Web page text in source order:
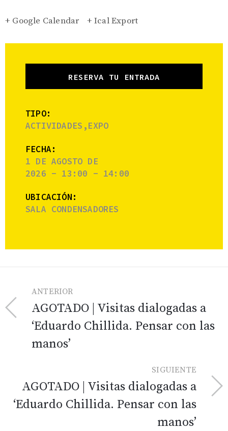
+ Google Calendar + Ical Export
RESERVA TU ENTRADA
TIPO:
ACTIVIDADES,EXPO
FECHA:
1 DE AGOSTO DE
2026 - 13:00 - 14:00
UBICACIÓN:
SALA CONDENSADORES
ANTERIOR
AGOTADO | Visitas dialogadas a
‘Eduardo Chillida. Pensar con las
manos’
SIGUIENTE
AGOTADO | Visitas dialogadas a
‘Eduardo Chillida. Pensar con las
manos’